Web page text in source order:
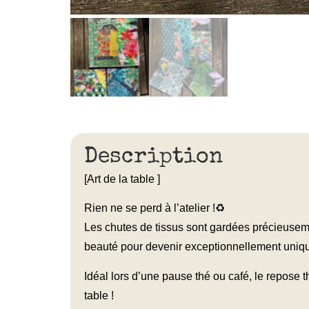
Description
[Art de la table ]
Rien ne se perd à l’atelier !♻️
Les chutes de tissus sont gardées
beauté pour devenir exceptionnellement
Idéal lors d’une pause thé ou café, le
table !